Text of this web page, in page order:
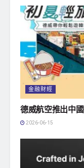
金融財經
德威航空推出中
2026-06-15